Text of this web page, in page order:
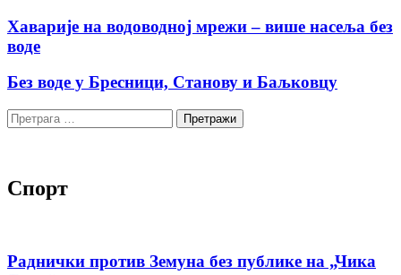
Хаварије на водоводној мрежи – више насеља без
воде
Без воде у Бресници, Станову и Баљковцу
Претрага
за:
Спорт
Раднички против Земуна без публике на „Чика